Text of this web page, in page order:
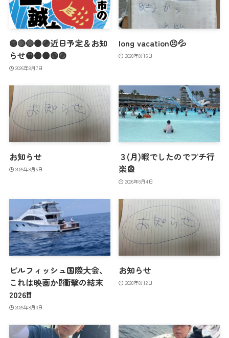
🟡🔴🔵🟠🟣近日予定＆お知
らせ🟡🟠🟤🟢🟣
2026年8月7日
long vacation😣💦
2026年8月6日
お知らせ
2026年8月6日
３(月)暇でしたのでプチ行
楽🎡
2026年8月4日
ビルフィッシュ国際大会、
これは映画か⁉️衝撃の結末
2026❗️❗️
2026年8月3日
お知らせ
2026年8月2日